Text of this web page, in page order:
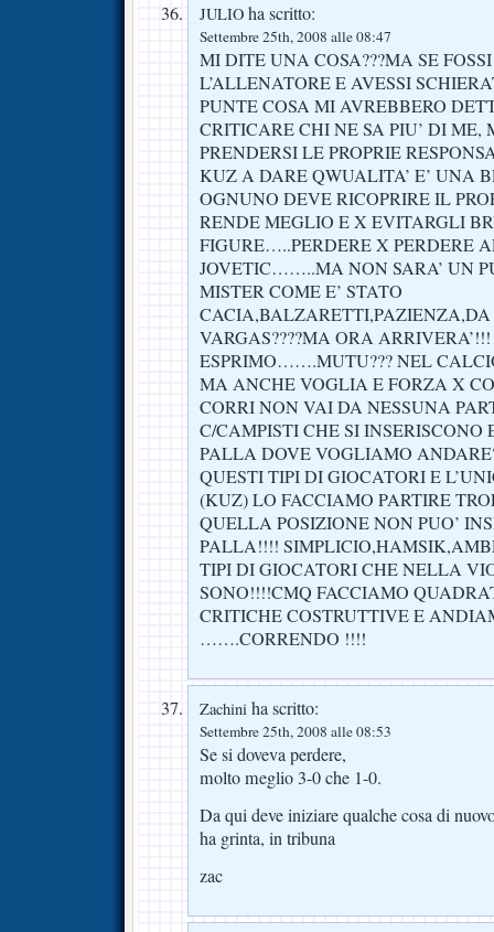
JULIO ha scritto:
Settembre 25th, 2008 alle 08:47
MI DITE UNA COSA???MA SE
L’ALLENATORE E AVESSI
PUNTE COSA MI AVREBBERO
CRITICARE CHI NE SA PIU’ DI ME,
PRENDERSI LE PROPRIE
KUZ A DARE QWUALITA’ E’ UNA
OGNUNO DEVE RICOPRIRE IL
RENDE MEGLIO E X EVITARGLI
FIGURE…..PERDERE X PERDERE
JOVETIC……..MA NON SARA’ UN
MISTER COME E’ STATO
CACIA,BALZARETTI,PAZIENZA,DA
VARGAS????MA ORA
ESPRIMO…….MUTU??? NEL
MA ANCHE VOGLIA E FORZA X
CORRI NON VAI DA NESSUNA
C/CAMPISTI CHE SI INSERISCONO
PALLA DOVE VOGLIAMO
QUESTI TIPI DI GIOCATORI E
(KUZ) LO FACCIAMO PARTIRE
QUELLA POSIZIONE NON PUO’
PALLA!!!!
TIPI DI GIOCATORI CHE NELLA
SONO!!!!CMQ FACCIAMO
CRITICHE COSTRUTTIVE E
…….CORRENDO !!!!
Zachini ha scritto:
Settembre 25th, 2008 alle 08:53
Se si doveva perdere,
molto meglio 3-0 che 1-0.
Da qui deve iniziare qualche cosa di
ha grinta, in tribuna
zac